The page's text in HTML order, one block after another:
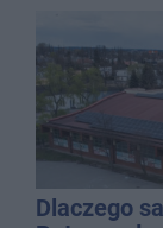
Dlaczego